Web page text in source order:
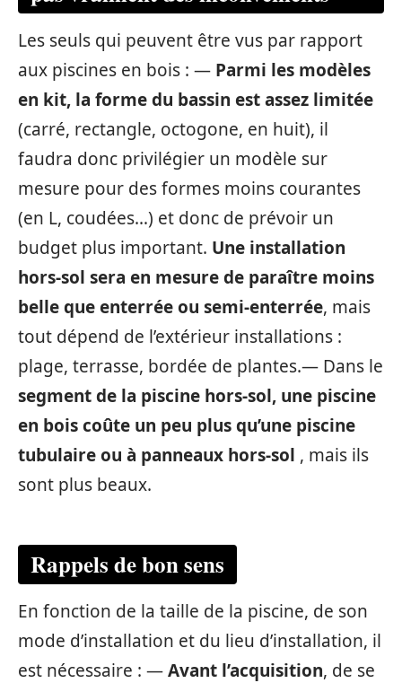
Les seuls qui peuvent être vus par rapport
aux piscines en bois : — Parmi les modèles
en kit, la forme du bassin est assez limitée
(carré, rectangle, octogone, en huit), il
faudra donc privilégier un modèle sur
mesure pour des formes moins courantes
(en L, coudées…) et donc de prévoir un
budget plus important. Une installation
hors-sol sera en mesure de paraître moins
belle que enterrée ou semi-enterrée, mais
tout dépend de l’extérieur installations :
plage, terrasse, bordée de plantes.— Dans le
segment de la piscine hors-sol, une piscine
en bois coûte un peu plus qu’une piscine
tubulaire ou à panneaux hors-sol , mais ils
sont plus beaux.
Rappels de bon sens
En fonction de la taille de la piscine, de son
mode d’installation et du lieu d’installation, il
est nécessaire : —Avant l’acquisition, de se